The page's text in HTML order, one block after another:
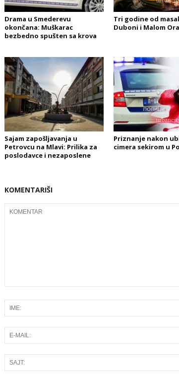
Drama u Smederevu
okončana: Muškarac
bezbedno spušten sa krova
Tri godine od
Duboni i Malom
Sajam zapošljavanja u
Petrovcu na Mlavi: Prilika za
poslodavce i nezaposlene
Priznanje nakon
cimera sekirom u
KOMENTARIŠI